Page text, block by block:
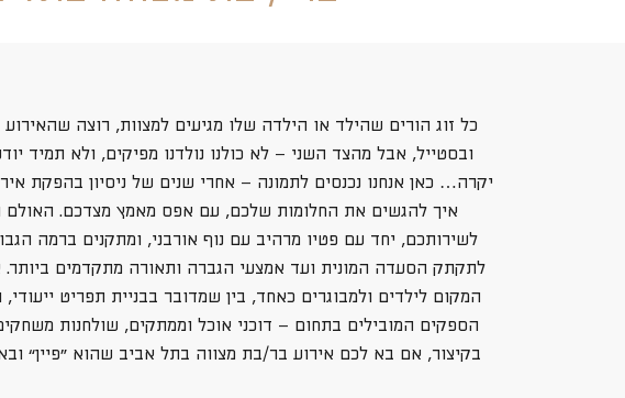
כל זוג הורים שהילד או הילדה שלו מגיעים למצוות, רוצה
ובסטייל, אבל מהצד השני – לא כולנו נולדנו מפיקים, ולא תמיד
יקרה… כאן אנחנו נכנסים לתמונה – אחרי שנים של ניסיון בהפקת
איך להגשים את החלומות שלכם, עם אפס מאמץ מצדכם. האולם
לשירותכם, יחד עם פטיו מרהיב עם נוף אורבני, ומתקנים ברמה
לתקתק הסעדה המונית ועד אמצעי הגברה ותאורה מתקדמים ביותר.
המקום לילדים ולמבוגרים כאחד, בין שמדובר בבניית תפריט
הספקים המובילים בתחום – דוכני אוכל וממתקים, שולחנות
בקיצור, אם בא לכם אירוע בר/בת מצווה בתל אביב שהוא ”פיין“